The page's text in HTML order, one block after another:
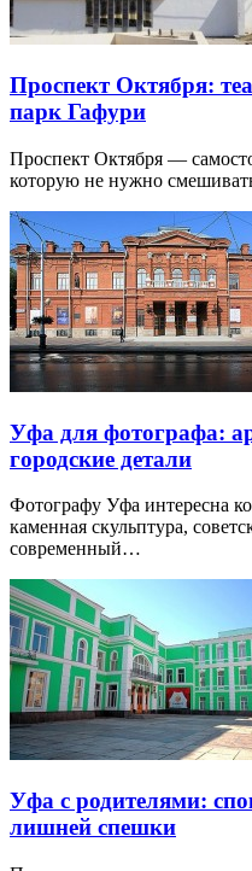
Проспект Октября:
парк Гафури
Проспект Октября —
которую не нужно
Уфа для фотографа:
городские детали
Фотографу Уфа интересна
каменная скульптура,
современный…
Уфа с родителями:
лишней спешки